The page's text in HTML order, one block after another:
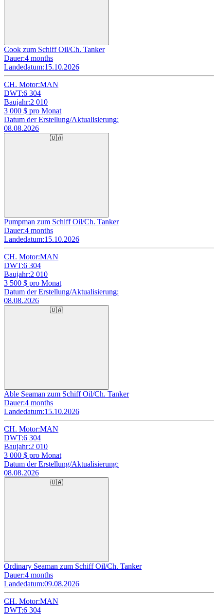
Cook zum Schiff Oil/Ch. Tanker
Dauer:4 months
Landedatum:15.10.2026
CH. Motor:MAN
DWT:6 304
Baujahr:2 010
3 000 $ pro Monat
Datum der Erstellung/Aktualisierung:
08.08.2026
🇺🇦
Pumpman zum Schiff Oil/Ch. Tanker
Dauer:4 months
Landedatum:15.10.2026
CH. Motor:MAN
DWT:6 304
Baujahr:2 010
3 500 $ pro Monat
Datum der Erstellung/Aktualisierung:
08.08.2026
🇺🇦
Able Seaman zum Schiff Oil/Ch. Tanker
Dauer:4 months
Landedatum:15.10.2026
CH. Motor:MAN
DWT:6 304
Baujahr:2 010
3 000 $ pro Monat
Datum der Erstellung/Aktualisierung:
08.08.2026
🇺🇦
Ordinary Seaman zum Schiff Oil/Ch. Tanker
Dauer:4 months
Landedatum:09.08.2026
CH. Motor:MAN
DWT:6 304